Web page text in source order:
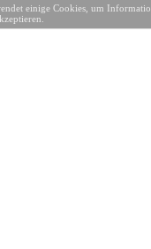
einige Cookies, um